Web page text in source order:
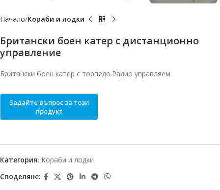
Начало Кораби и лодки
Британски боен катер с дистанционно
управление
Британски боен катер с торпедо.Радио управляем
Категория: Кораби и лодки
Споделяне: